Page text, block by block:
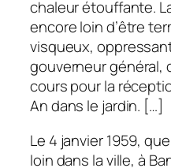
chaleur étouffante.
encore loin d’être
visqueux,
gouverneur général,
cours pour la
An dans le jardin. […]
Le 4 janvier 1959,
loin dans la ville, à